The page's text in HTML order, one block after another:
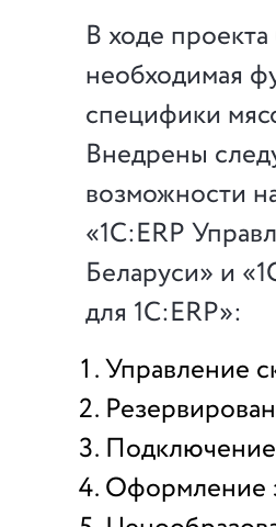
В ходе
необходимая
специфики
Внедрены
возможности
«1С:ERP
Беларуси» и
для 1С:ERP»:
Управление
Подключение
Оформление